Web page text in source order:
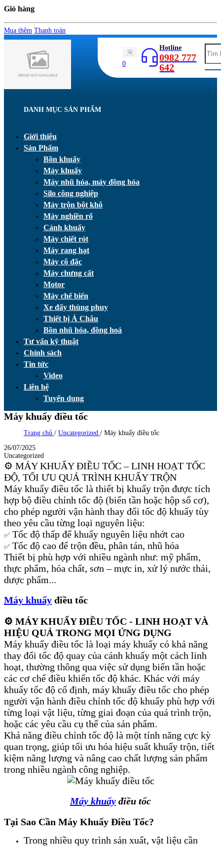
Giỏ hàng
Mua thêm Thanh toán
0
Hotline
0982 777
642
DANH MỤC SẢN PHẨM
Giới thiệu
Sản Phẩm
Bồn khuấy
Máy khuấy
Máy nhũ hóa, máy đồng hóa
Silo công nghiệp
Máy trộn bột khô
Máy nghiền rổ
Cánh khuấy
Máy chiết rót
Máy rang hạt
Máy cô đặc
Máy chưng cất
Motor
Máy chế biến
Xe đẩy thùng phuy
Thiết bị Á Châu
Bồn nhũ hóa, đồng hoá
Tư vấn kỹ thuật
Chính sách
Tin tức
Video
Liên hệ
Tuyển dụng
Máy khuấy điều tốc
Trang chủ / Uncategorized / Máy khuấy điều tốc
26/07/2025
Uncategorized
⚙️ MÁY KHUẤY ĐIỀU TỐC – LINH HOẠT TỐC
ĐỘ, TỐI ƯU QUÁ TRÌNH KHUẤY TRỘN
Máy khuấy điều tốc là thiết bị khuấy trộn được tích
hợp bộ điều chỉnh tốc độ (biến tần hoặc hộp số cơ),
cho phép người vận hành thay đổi tốc độ khuấy tùy
theo yêu cầu từng loại nguyên liệu:
✅ Tốc độ thấp để khuấy nguyên liệu nhớt cao
✅ Tốc độ cao để trộn đều, phân tán, nhũ hóa
Thiết bị phù hợp với nhiều ngành như: mỹ phẩm,
thực phẩm, hóa chất, sơn – mực in, xử lý nước thải,
dược phẩm...
Máy khuấy điều tốc
⚙️ MÁY KHUẤY ĐIỀU TỐC - LINH HOẠT VÀ
HIỆU QUẢ TRONG MỌI ỨNG DỤNG
Máy khuấy điều tốc là loại máy khuấy có khả năng
thay đổi tốc độ quay của cánh khuấy một cách linh
hoạt, thường thông qua việc sử dụng biến tần hoặc
các cơ chế điều khiển tốc độ khác. Khác với máy
khuấy tốc độ cố định, máy khuấy điều tốc cho phép
người vận hành điều chỉnh tốc độ khuấy phù hợp với
từng loại vật liệu, từng giai đoạn của quá trình trộn,
hoặc các yêu cầu cụ thể của sản phẩm.
Khả năng điều chỉnh tốc độ là một tính năng cực kỳ
quan trọng, giúp tối ưu hóa hiệu suất khuấy trộn, tiết
kiệm năng lượng và nâng cao chất lượng sản phẩm
trong nhiều ngành công nghiệp.
Máy khuấy điều tốc
Tại Sao Cần Máy Khuấy Điều Tốc?
Trong nhiều quy trình sản xuất, vật liệu cần